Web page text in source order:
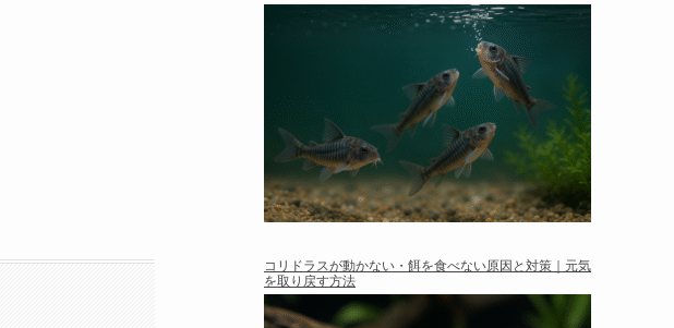
コリドラスが動かない・餌を食べない原因と対策｜元気
を取り戻す方法